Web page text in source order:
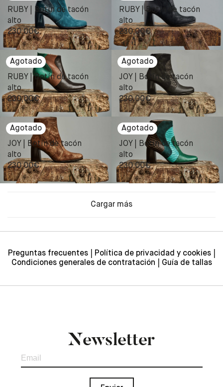
RUBY | Botín de tacón
alto
230,00€
RUBY | Botín de tacón
alto
230,00€
RUBY | Botín de tacón
alto
230,00€
JOY | Botín de tacón
alto
230,00€
JOY | Botín de tacón
alto
230,00€
JOY | Botín de tacón
alto
230,00€
Cargar más
Preguntas frecuentes
Política de privacidad y cookies
Condiciones generales de contratación
Guía de tallas
Newsletter